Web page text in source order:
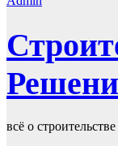
всё о